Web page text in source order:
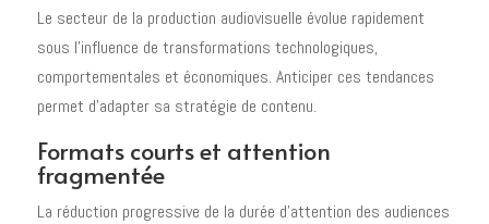
Le secteur de la production audiovisuelle évolue rapidement
sous l'influence de transformations technologiques,
comportementales et économiques. Anticiper ces tendances
permet d'adapter sa stratégie de contenu.
Formats courts et attention
fragmentée
La réduction progressive de la durée d'attention des audiences